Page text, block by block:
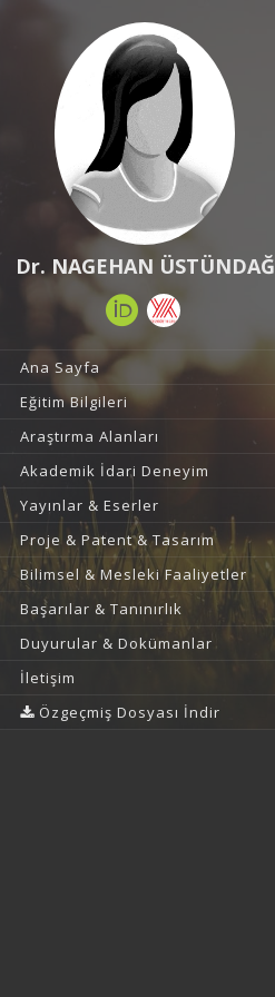
Dr. NAGEHAN ÜSTÜNDAĞ
Ana Sayfa
Eğitim Bilgileri
Araştırma Alanları
Akademik İdari Deneyim
Yayınlar & Eserler
Proje & Patent & Tasarım
Bilimsel & Mesleki Faaliyetler
Başarılar & Tanınırlık
Duyurular & Dokümanlar
İletişim
Özgeçmiş Dosyası İndir